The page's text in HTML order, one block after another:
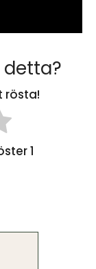
rösta!
1